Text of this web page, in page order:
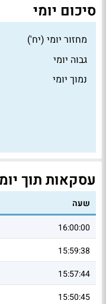
סיכום יומי
מחזור יומי (יח')
גבוה יומי
נמוך יומי
עסקאות תוך
שעה
16:00:00
15:59:38
15:57:44
15:50:45